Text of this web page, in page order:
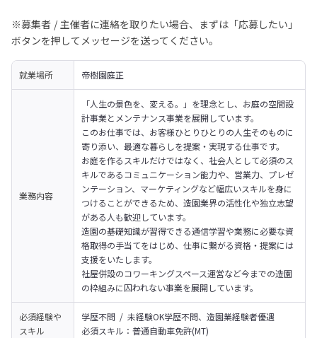
※募集者 / 主催者に連絡を取りたい場合、まずは「応募したい」
ボタンを押してメッセージを送ってください。
就業場所 帝樹園庭正
業務内容
「人生の景色を、変える。」を理念とし、お庭の空間設
計事業とメンテナンス事業を展開しています。
このお仕事では、お客様ひとりひとりの人生そのものに
寄り添い、最適な暮らしを提案・実現する仕事です。
お庭を作るスキルだけではなく、社会人として必須のス
キルであるコミュニケーション能力や、営業力、プレゼ
ンテーション、マーケティングなど幅広いスキルを身に
つけることができるため、造園業界の活性化や独立志望
がある人も歓迎しています。
造園の基礎知識が習得できる通信学習や業務に必要な資
格取得の手当てをはじめ、仕事に繋がる資格・提案には
支援をいたします。
社屋併設のコワーキングスペース運営など今までの造園
の枠組みに囚われない事業を展開しています。
必須経験や
スキル
学歴不問 / 未経験OK学歴不問、造園業経験者優遇
必須スキル：普通自動車免許(MT)